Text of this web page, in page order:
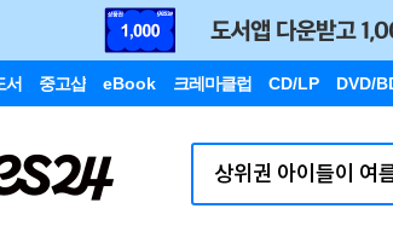
서 중고샵 eBook 크레마클럽 CD/LP DVD/